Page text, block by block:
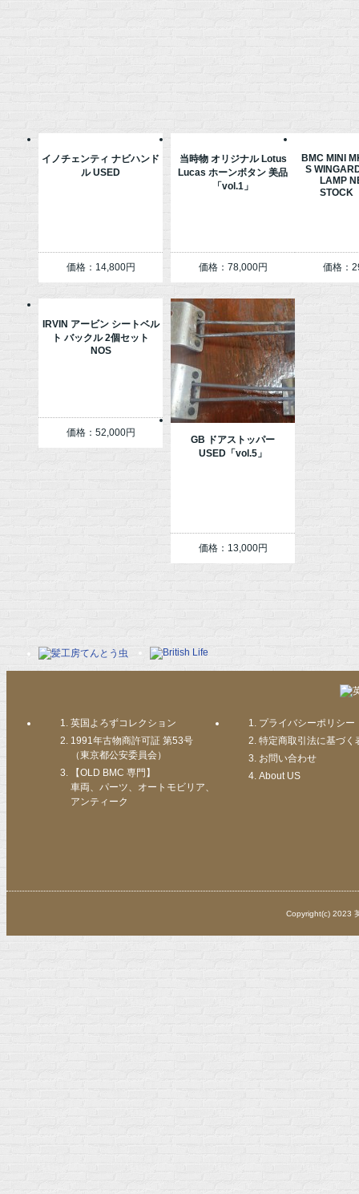
イノチェンティ ナビハンド
ル USED
価格：14,800円
当時物 オリジナル Lotus
Lucas ホーンボタン 美品
「vol.1」
価格：78,000円
BMC MINI
S
LAMP
STOCK
価格：
IRVIN アービン シートベル
ト バックル 2個セット
NOS
価格：52,000円
GB ドアストッパー
USED「vol.5」
価格：13,000円
英国よろずコレクション
1991年古物商許可証 第53号
（東京都公安委員会）
【OLD BMC 専門】
車両、パーツ、オートモビリア、
アンティーク
プライバシーポリシー
特定商取引法に基づく
お問い合わせ
About US
Copyright(c) 2023